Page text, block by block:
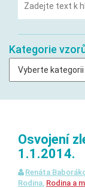
Kategorie
Osvojení
1.1.2014.
Renáta
Rodina, Rodina a